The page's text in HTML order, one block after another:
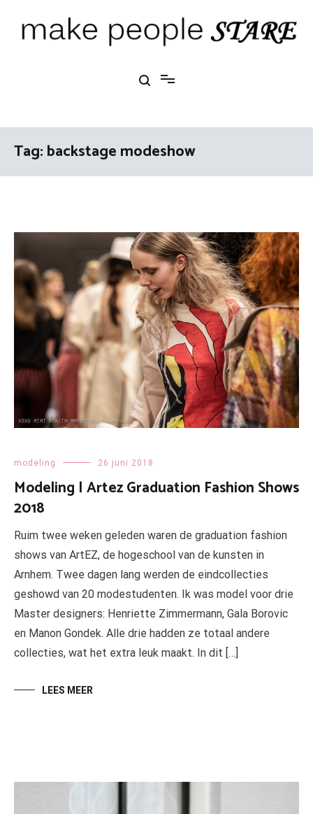
Tag:backstage modeshow
modeling 26 juni 2018
Modeling | Artez Graduation Fashion Shows
2018
Ruim twee weken geleden waren de graduation fashion
shows van ArtEZ, de hogeschool van de kunsten in
Arnhem. Twee dagen lang werden de eindcollecties
geshowd van 20 modestudenten. Ik was model voor drie
Master designers: Henriette Zimmermann, Gala Borovic
en Manon Gondek. Alle drie hadden ze totaal andere
collecties, wat het extra leuk maakt. In dit […]
LEES MEER